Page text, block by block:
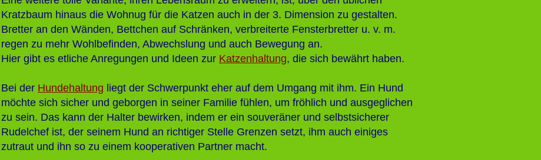
Kratzbaum hinaus die Wohnug für die Katzen auch in der 3. Dimension zu gestalten.
Bretter an den Wänden, Bettchen auf Schränken, verbreiterte Fensterbretter u. v. m.
regen zu mehr Wohlbefinden, Abwechslung und auch Bewegung an.
Hier gibt es etliche Anregungen und Ideen zur Katzenhaltung, die sich bewährt haben.
Bei der Hundehaltung liegt der Schwerpunkt eher auf dem Umgang mit ihm. Ein Hund
möchte sich sicher und geborgen in seiner Familie fühlen, um fröhlich und ausgeglichen
zu sein. Das kann der Halter bewirken, indem er ein souveräner und selbstsicherer
Rudelchef ist, der seinem Hund an richtiger Stelle Grenzen setzt, ihm auch einiges
zutraut und ihn so zu einem kooperativen Partner macht.